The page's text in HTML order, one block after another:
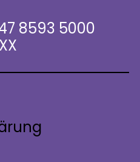
8593 5000